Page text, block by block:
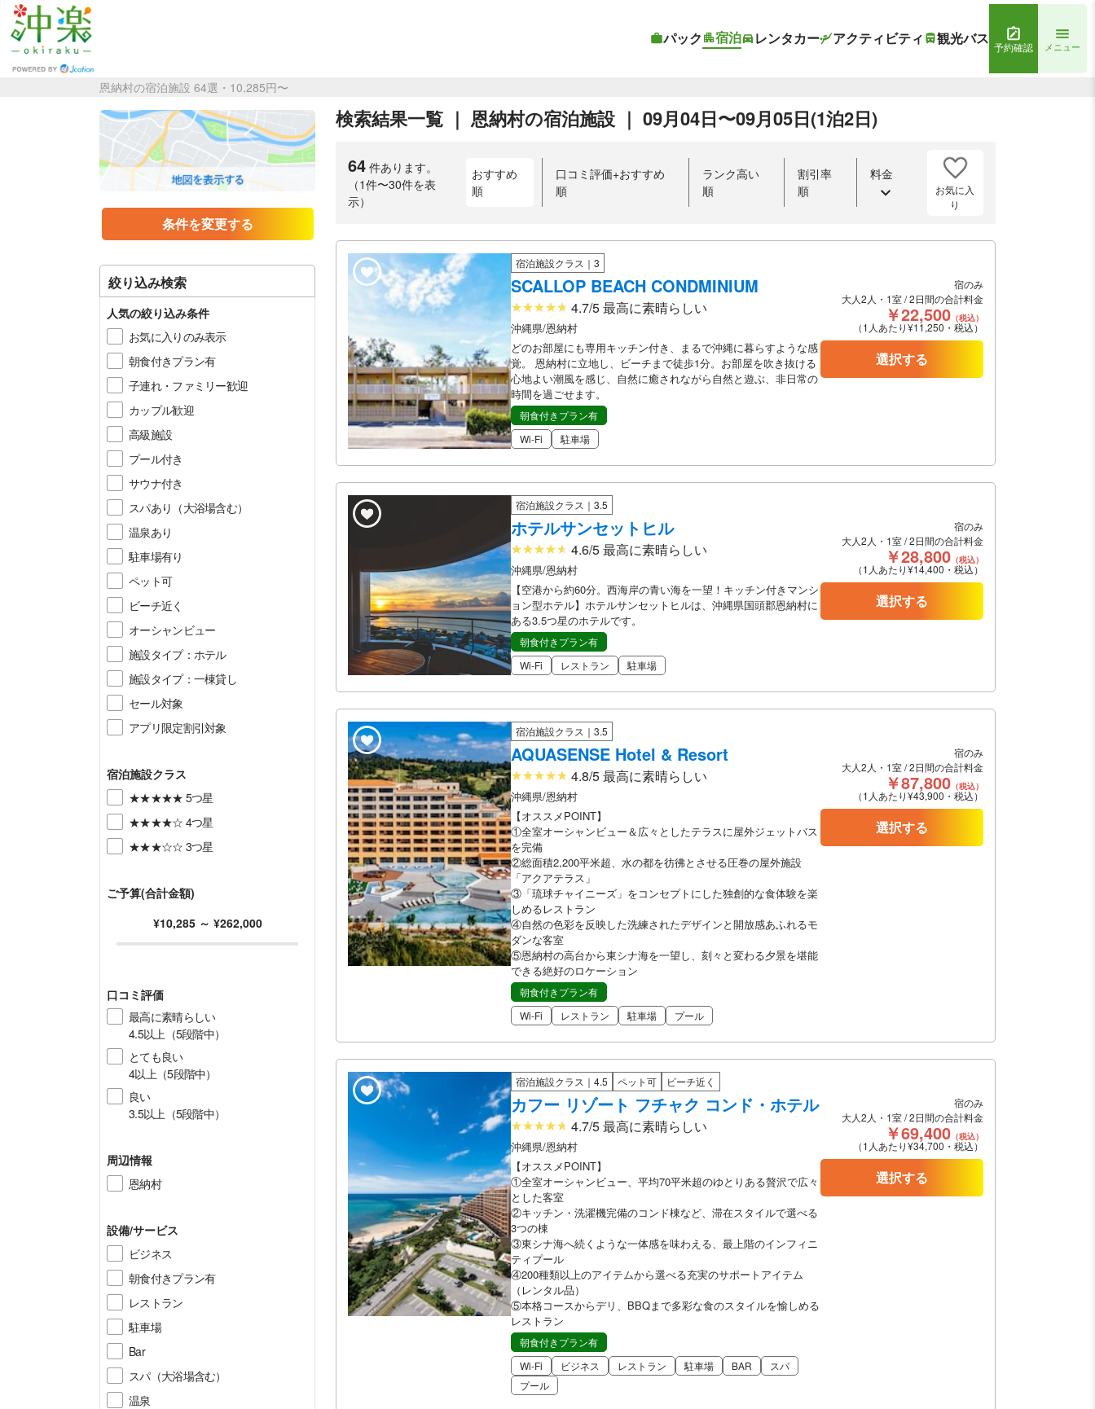
パック 宿泊 レンタカー アクティビティ 観光バス 予約確認 メニュー
恩納村の宿泊施設 64選・10,285円〜
条件を変更する
絞り込み検索
人気の絞り込み条件
お気に入りのみ表示
朝食付きプラン有
子連れ・ファミリー歓迎
カップル歓迎
高級施設
プール付き
サウナ付き
スパあり（大浴場含む）
温泉あり
駐車場有り
ペット可
ビーチ近く
オーシャンビュー
施設タイプ：ホテル
施設タイプ：一棟貸し
セール対象
アプリ限定割引対象
宿泊施設クラス
★★★★★ 5つ星
★★★★☆ 4つ星
★★★☆☆ 3つ星
ご予算(合計金額)
¥10,285～ ¥262,000
口コミ評価
最高に素晴らしい
4.5以上（5段階中）
とても良い
4以上（5段階中）
良い
3.5以上（5段階中）
周辺情報
恩納村
設備/サービス
ビジネス
朝食付きプラン有
レストラン
駐車場
Bar
スパ（大浴場含む）
温泉
検索結果一覧 ｜ 恩納村の宿泊施設 ｜ 09月04日〜09月05日(1泊2日)
64 件あります。
（1件〜30件を表
示）
おすすめ
順
口コミ評価+おすすめ
順
ランク高い
順
割引率
順
料金
お気に入
り
宿泊施設クラス｜3
SCALLOP BEACH CONDMINIUM
4.7/5 最高に素晴らしい
沖縄県/恩納村
どのお部屋にも専用キッチン付き、まるで沖縄に暮らすような感
覚。 恩納村に立地し、ビーチまで徒歩1分。お部屋を吹き抜ける
心地よい潮風を感じ、自然に癒されながら自然と遊ぶ、非日常の
時間を過ごせます。
朝食付きプラン有
Wi-Fi
駐車場
宿のみ
大人2人・1室 / 2日間の合計料金
￥22,500 （税込）
（1人あたり¥11,250・税込）
選択する
宿泊施設クラス｜3.5
ホテルサンセットヒル
4.6/5 最高に素晴らしい
沖縄県/恩納村
【空港から約60分。西海岸の青い海を一望！キッチン付きマンシ
ョン型ホテル】ホテルサンセットヒルは、沖縄県国頭郡恩納村に
ある3.5つ星のホテルです。
朝食付きプラン有
Wi-Fi
レストラン 駐車場
宿のみ
大人2人・1室 / 2日間の合計料金
￥28,800 （税込）
（1人あたり¥14,400・税込）
選択する
宿泊施設クラス｜3.5
AQUASENSE Hotel & Resort
4.8/5 最高に素晴らしい
沖縄県/恩納村
【オススメPOINT】
①全室オーシャンビュー＆広々としたテラスに屋外ジェットバス
を完備
②総面積2,200平米超、水の都を彷彿とさせる圧巻の屋外施設
「アクアテラス」
③「琉球チャイニーズ」をコンセプトにした独創的な食体験を楽
しめるレストラン
④自然の色彩を反映した洗練されたデザインと開放感あふれるモ
ダンな客室
⑤恩納村の高台から東シナ海を一望し、刻々と変わる夕景を堪能
できる絶好のロケーション
朝食付きプラン有
Wi-Fi
レストラン 駐車場 プール
宿のみ
大人2人・1室 / 2日間の合計料金
￥87,800 （税込）
（1人あたり¥43,900・税込）
選択する
宿泊施設クラス｜4.5 ペット可 ビーチ近く
カフー リゾート フチャク コンド・ホテル
4.7/5 最高に素晴らしい
沖縄県/恩納村
【オススメPOINT】
①全室オーシャンビュー、平均70平米超のゆとりある贅沢で広々
とした客室
②キッチン・洗濯機完備のコンド棟など、滞在スタイルで選べる
3つの棟
③東シナ海へ続くような一体感を味わえる、最上階のインフィニ
ティプール
④200種類以上のアイテムから選べる充実のサポートアイテム
（レンタル品）
⑤本格コースからデリ、BBQまで多彩な食のスタイルを愉しめる
レストラン
朝食付きプラン有
Wi-Fi
ビジネス レストラン 駐車場 BAR
スパ
プール
宿のみ
大人2人・1室 / 2日間の合計料金
￥69,400 （税込）
（1人あたり¥34,700・税込）
選択する